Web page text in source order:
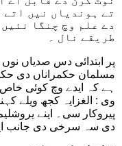
تے ہوندیاں نیں اتے
دے علم وچ چنگا
طریقے نال ۔
پر ابتدائی دس صدیاں
مسلمان حکمراناں دی
ہے کہ ایدے وچ کوئی خاص
وی : الغزایہ کجھ ویلے
دی سہ سرخی دی جانب